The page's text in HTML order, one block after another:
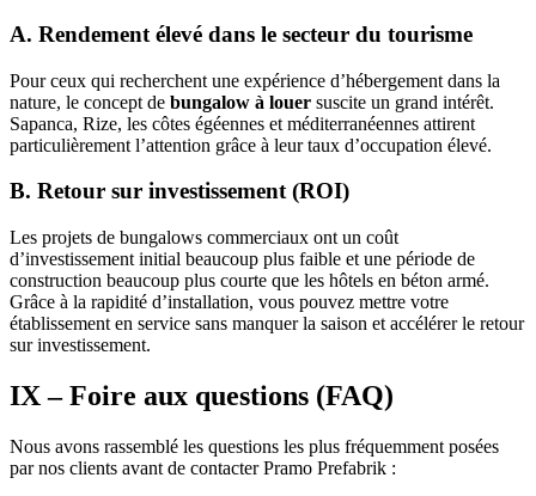
A. Rendement élevé dans le secteur du tourisme
Pour ceux qui recherchent une expérience d’hébergement dans la
nature, le concept de bungalow à louer suscite un grand intérêt.
Sapanca, Rize, les côtes égéennes et méditerranéennes attirent
particulièrement l’attention grâce à leur taux d’occupation élevé.
B. Retour sur investissement (ROI)
Les projets de bungalows commerciaux ont un coût
d’investissement initial beaucoup plus faible et une période de
construction beaucoup plus courte que les hôtels en béton armé.
Grâce à la rapidité d’installation, vous pouvez mettre votre
établissement en service sans manquer la saison et accélérer le retour
sur investissement.
IX – Foire aux questions (FAQ)
Nous avons rassemblé les questions les plus fréquemment posées
par nos clients avant de contacter Pramo Prefabrik :